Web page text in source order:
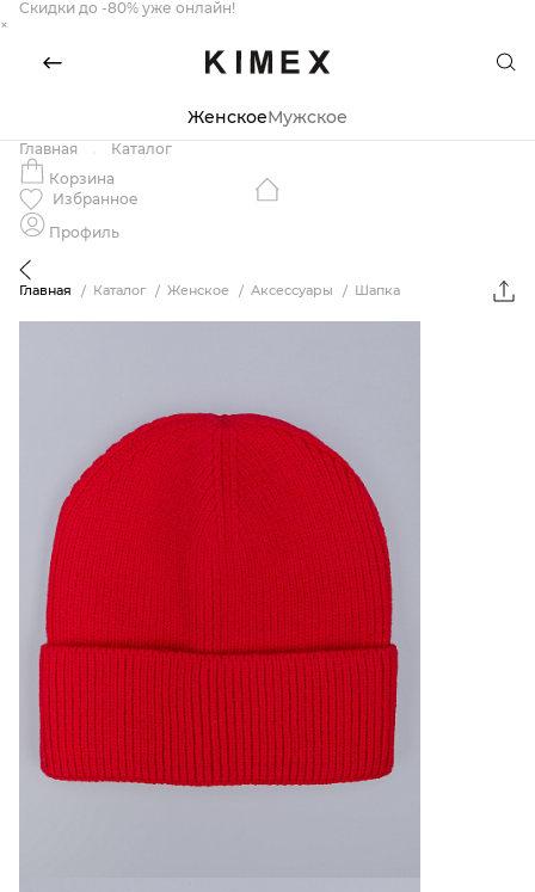
Скидки до -80% уже онлайн!
×
ЖенскоеМужское
Главная
Каталог
Корзина
Избранное
Профиль
Главная Каталог Женское Аксессуары Шапка